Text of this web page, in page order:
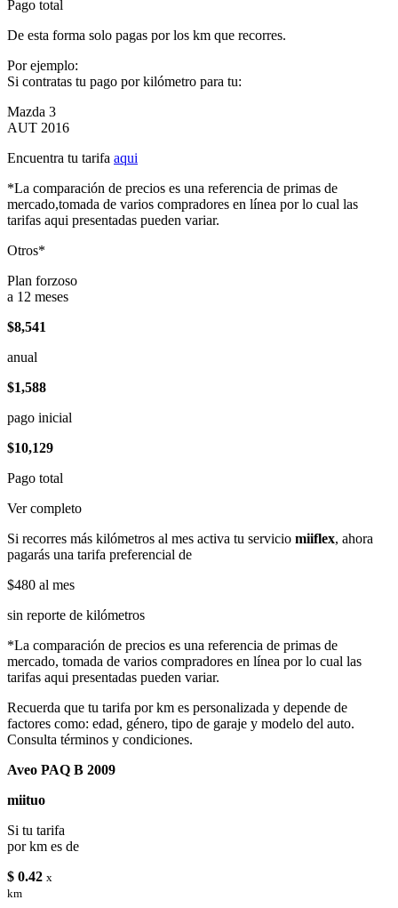
Pago total
De esta forma solo pagas por los km que recorres.
Por ejemplo:
Si contratas tu pago por kilómetro para tu:
Mazda 3
AUT 2016
Encuentra tu tarifa aqui
*La comparación de precios es una referencia de primas de
mercado,tomada de varios compradores en línea por lo cual las
tarifas aqui presentadas pueden variar.
Otros*
Plan forzoso
a 12 meses
$8,541
anual
$1,588
pago inicial
$10,129
Pago total
Ver completo
Si recorres más kilómetros al mes activa tu servicio miiflex, ahora
pagarás una tarifa preferencial de
$480 al mes
sin reporte de kilómetros
*La comparación de precios es una referencia de primas de
mercado, tomada de varios compradores en línea por lo cual las
tarifas aqui presentadas pueden variar.
Recuerda que tu tarifa por km es personalizada y depende de
factores como: edad, género, tipo de garaje y modelo del auto.
Consulta términos y condiciones.
Aveo PAQ B 2009
miituo
Si tu tarifa
por km es de
$ 0.42 x
km